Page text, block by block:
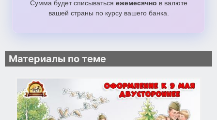
Сумма будет списываться ежемесячно в валюте
вашей страны по курсу вашего банка.
Материалы по теме